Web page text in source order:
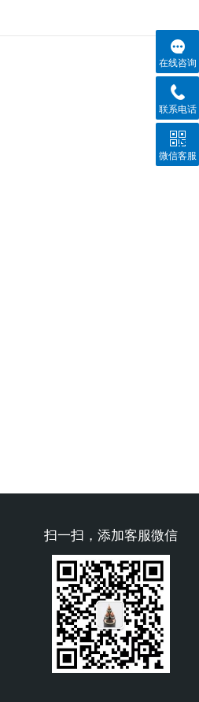
扫一扫，添加客服微信
在线咨询
联系电话
微信客服